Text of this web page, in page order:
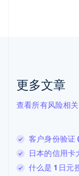
更多文章
查看所有风险相
客户身份验证
日本的信用卡
什么是 1 日元
English Italiano
拉脱维亚
立陶宛
DeutschEnglish
卢森堡
FrançaisDeutsch
罗马尼亚